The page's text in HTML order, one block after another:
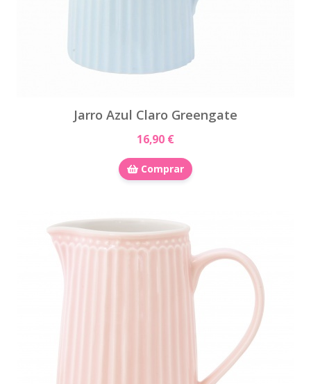
Jarro Azul Claro Greengate
16,90 €
Comprar